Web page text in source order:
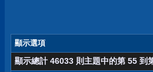
顯示選項
顯示總計 46033 則主題中的第 55 到